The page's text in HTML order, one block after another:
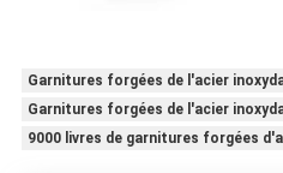
Garnitures forgées de l'acier
Garnitures forgées de l'acier
9000 livres de garnitures forgées